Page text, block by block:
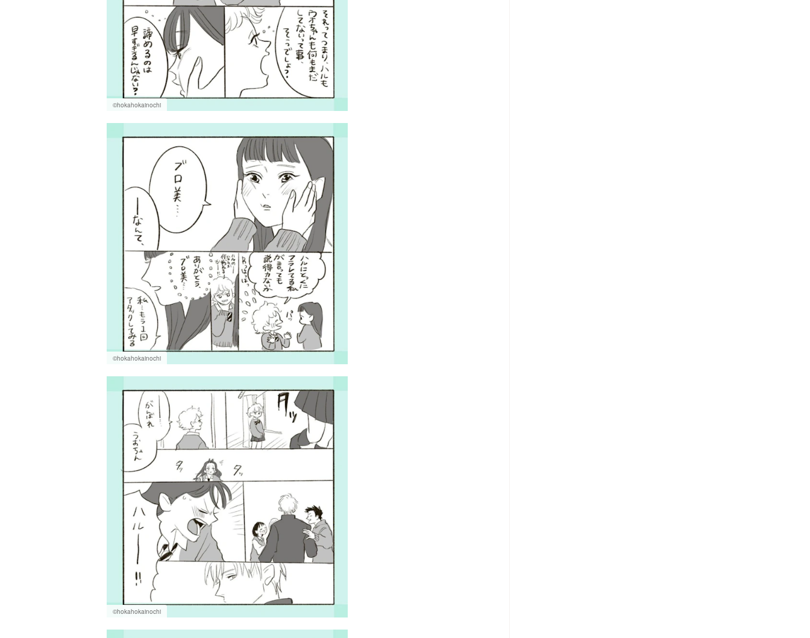
©hokahokainochi
©hokahokainochi
©hokahokainochi